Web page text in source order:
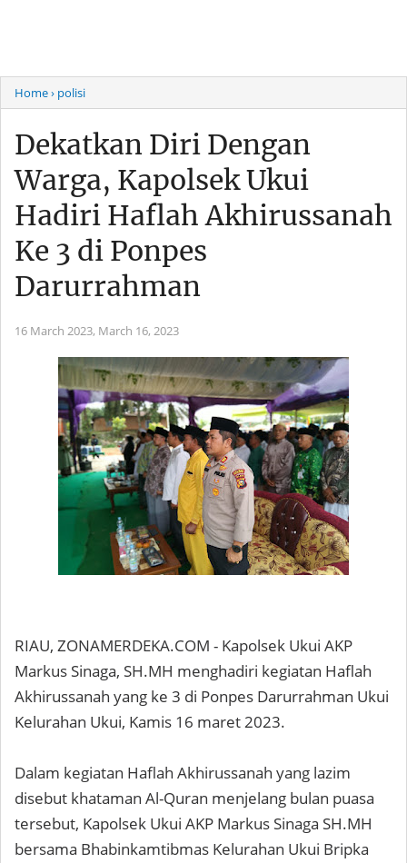
Home› polisi
Dekatkan Diri Dengan
Warga, Kapolsek Ukui
Hadiri Haflah Akhirussanah
Ke 3 di Ponpes
Darurrahman
16 March 2023, March 16, 2023
RIAU, ZONAMERDEKA.COM - Kapolsek Ukui AKP
Markus Sinaga, SH.MH menghadiri kegiatan Haflah
Akhirussanah yang ke 3 di Ponpes Darurrahman Ukui
Kelurahan Ukui, Kamis 16 maret 2023.
Dalam kegiatan Haflah Akhirussanah yang lazim
disebut khataman Al-Quran menjelang bulan puasa
tersebut, Kapolsek Ukui AKP Markus Sinaga SH.MH
bersama Bhabinkamtibmas Kelurahan Ukui Bripka